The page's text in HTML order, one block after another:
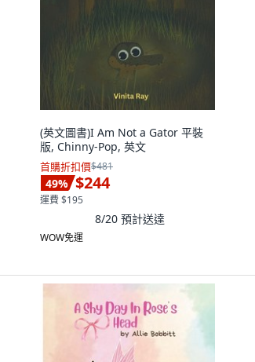
(英文圖書)I Am Not a Gator 平裝
版, Chinny-Pop, 英文
首購折扣價$481
49% $244
運費 $195
8/20 預計送達
WOW免運